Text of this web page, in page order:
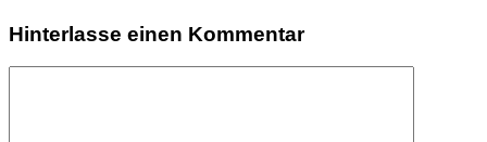
Hinterlasse einen Kommentar